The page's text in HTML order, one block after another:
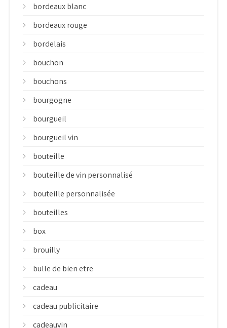
bordeaux blanc
bordeaux rouge
bordelais
bouchon
bouchons
bourgogne
bourgueil
bourgueil vin
bouteille
bouteille de vin personnalisé
bouteille personnalisée
bouteilles
box
brouilly
bulle de bien etre
cadeau
cadeau publicitaire
cadeauvin